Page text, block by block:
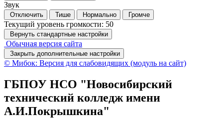
Звук
Отключить Тише Нормально Громче
Текущий уровень громкости: 50
Вернуть стандартные настройки
Обычная версия сайта
Закрыть дополнительные настройки
© Мибок: Версия для слабовидящих (модуль на сайт)
ГБПОУ НСО "Новосибирский
технический колледж имени
А.И.Покрышкина"